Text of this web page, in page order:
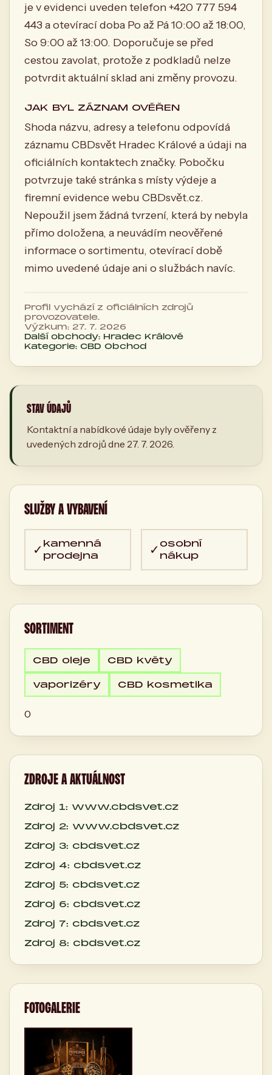
je v evidenci uveden telefon +420 777 594
443 a otevírací doba Po až Pá 10:00 až 18:00,
So 9:00 až 13:00. Doporučuje se před
cestou zavolat, protože z podkladů nelze
potvrdit aktuální sklad ani změny provozu.
JAK BYL ZÁZNAM OVĚŘEN
Shoda názvu, adresy a telefonu odpovídá
záznamu CBDsvět Hradec Králové a údaji na
oficiálních kontaktech značky. Pobočku
potvrzuje také stránka s místy výdeje a
firemní evidence webu CBDsvět.cz.
Nepoužil jsem žádná tvrzení, která by nebyla
přímo doložena, a neuvádím neověřené
informace o sortimentu, otevírací době
mimo uvedené údaje ani o službách navíc.
Profil vychází z oficiálních zdrojů
provozovatele.
Výzkum: 27. 7. 2026
Další obchody: Hradec Králové
Kategorie: CBD Obchod
STAV ÚDAJŮ
Kontaktní a nabídkové údaje byly ověřeny z
uvedených zdrojů dne 27. 7. 2026.
SLUŽBY A VYBAVENÍ
✓ kamenná
prodejna
✓ osobní
nákup
SORTIMENT
CBD oleje CBD květy
vaporizéry CBD kosmetika
0
ZDROJE A AKTUÁLNOST
Zdroj 1: www.cbdsvet.cz
Zdroj 2: www.cbdsvet.cz
Zdroj 3: cbdsvet.cz
Zdroj 4: cbdsvet.cz
Zdroj 5: cbdsvet.cz
Zdroj 6: cbdsvet.cz
Zdroj 7: cbdsvet.cz
Zdroj 8: cbdsvet.cz
FOTOGALERIE